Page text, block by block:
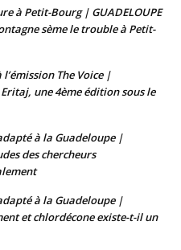
à Petit-Bourg | GUADELOUPE
sème le trouble à Petit-
The Voice |
une 4ème édition sous le
à la Guadeloupe |
des chercheurs
à la Guadeloupe |
et chlordécone existe-t-il un